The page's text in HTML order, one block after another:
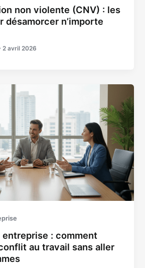
non violente (CNV) : les
désamorcer n’importe
2 avril 2026
: comment
au travail sans aller